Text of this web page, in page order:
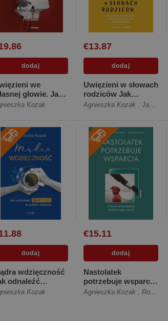
we
głowie. Jak
Kozak
€13.87
Uwięzieni w słowach
rodziców Jak
uwolnić się od
Agnieszka Kozak , Jacek Wasilewski
wdzięczność
odnaleźć
w sobie i
Kozak
€15.11
Nastolatek
potrzebuje wsparcia
Zrozum swoje
Agnieszka Kozak , Robert Bielecki